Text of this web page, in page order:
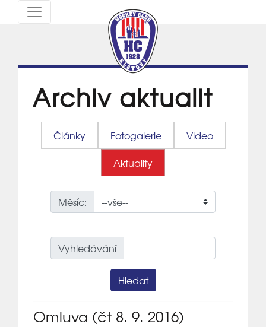
Archiv aktualit
Články Fotogalerie
Video
Aktuality
Měsíc:
Vyhledávání
Omluva (čt 8. 9. 2016)